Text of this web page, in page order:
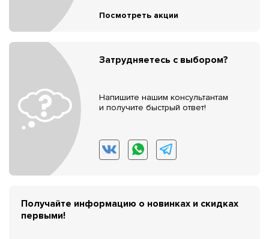
Посмотреть акции
Затрудняетесь с выбором?
Напишите нашим консультантам
и получите быстрый ответ!
Получайте информацию о новинках и скидках
первыми!